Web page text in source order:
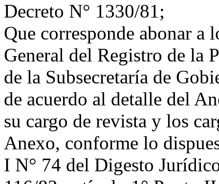
Decreto N° 1330/81;
Que corresponde abonar a
General del Registro de la
de la Subsecretaría de
de acuerdo al detalle del
su cargo de revista y los
Anexo, conforme lo
I N° 74 del Digesto